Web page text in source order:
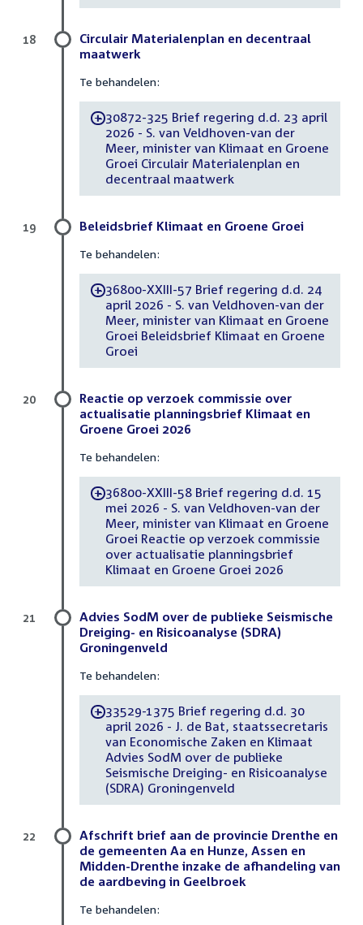
Circulair Materialenplan en decentraal
maatwerk
Te behandelen:
-30872-325 Brief regering d.d. 23 april
2026 - S. van Veldhoven-van der
Meer, minister van Klimaat en Groene
Groei Circulair Materialenplan en
decentraal maatwerk
18
Beleidsbrief Klimaat en Groene Groei
Te behandelen:
-36800-XXIII-57 Brief regering d.d. 24
april 2026 - S. van Veldhoven-van der
Meer, minister van Klimaat en Groene
Groei Beleidsbrief Klimaat en Groene
Groei
19
Reactie op verzoek commissie over
actualisatie planningsbrief Klimaat en
Groene Groei 2026
Te behandelen:
-36800-XXIII-58 Brief regering d.d. 15
mei 2026 - S. van Veldhoven-van der
Meer, minister van Klimaat en Groene
Groei Reactie op verzoek commissie
over actualisatie planningsbrief
Klimaat en Groene Groei 2026
20
Advies SodM over de publieke Seismische
Dreiging- en Risicoanalyse (SDRA)
Groningenveld
Te behandelen:
-33529-1375 Brief regering d.d. 30
april 2026 - J. de Bat, staatssecretaris
van Economische Zaken en Klimaat
Advies SodM over de publieke
Seismische Dreiging- en Risicoanalyse
(SDRA) Groningenveld
21
Afschrift brief aan de provincie Drenthe en
de gemeenten Aa en Hunze, Assen en
Midden-Drenthe inzake de afhandeling van
de aardbeving in Geelbroek
Te behandelen:
22